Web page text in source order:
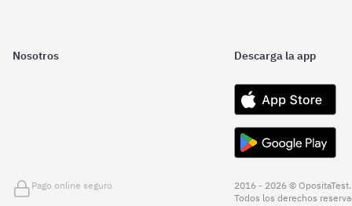
Nosotros Descarga la app
Pago online seguro
2016 - 2026 © OpositaTest.
Todos los derechos